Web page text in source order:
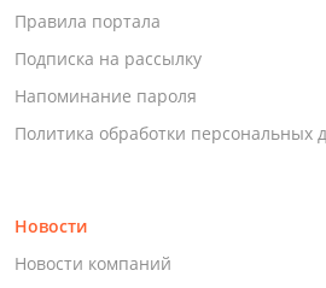
Правила портала
Подписка на рассылку
Напоминание пароля
Политика обработки персональных
Новости
Новости компаний